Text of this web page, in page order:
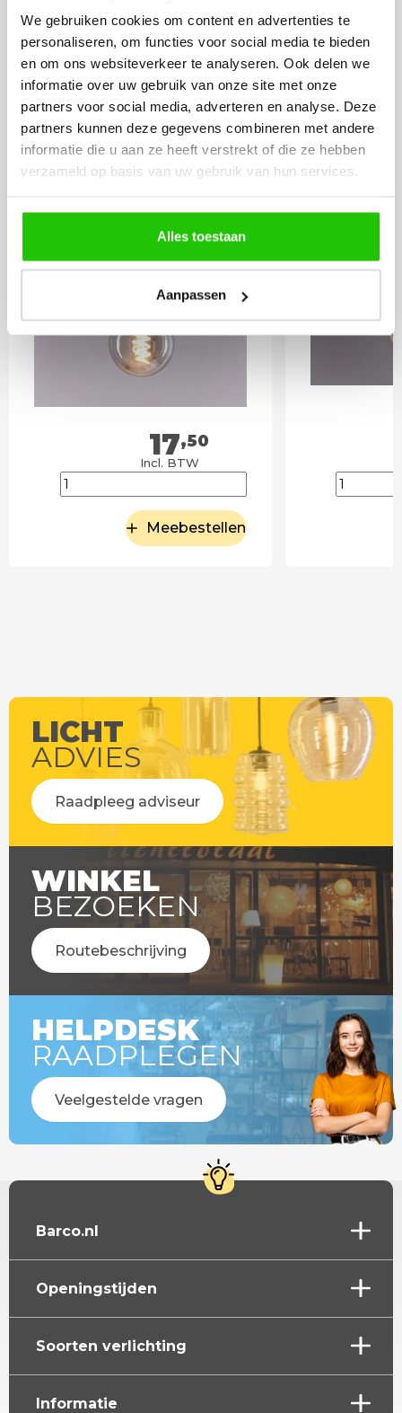
We gebruiken cookies om content en advertenties te
personaliseren, om functies voor social media te bieden
en om ons websiteverkeer te analyseren. Ook delen we
informatie over uw gebruik van onze site met onze
partners voor social media, adverteren en analyse. Deze
partners kunnen deze gegevens combineren met andere
informatie die u aan ze heeft verstrekt of die ze hebben
verzameld op basis van uw gebruik van hun services.
Alles toestaan
Aanpassen
BESTELINCLUSIEF
LICHTBRONNEN
LED lamp 4 watt E27
17,50
Incl. BTW
Meebestellen
LED
LICHT
ADVIES
Raadpleeg adviseur
WINKEL
BEZOEKEN
Routebeschrijving
HELPDESK
RAADPLEGEN
Veelgestelde vragen
Barco.nl
Openingstijden
Soorten verlichting
Informatie